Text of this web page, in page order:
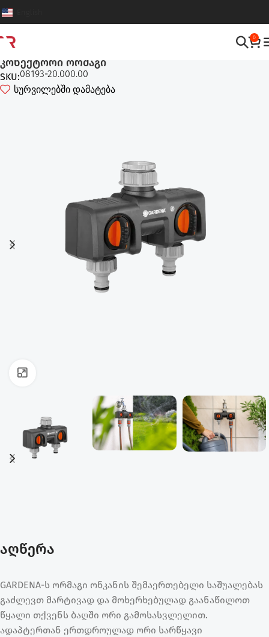
0
კონექტორი ორმაგი
SKU:08193-20.000.00
სურვილებში დამატება
აღწერა
GARDENA-ს ორმაგი ონკანის შემაერთებელი საშუალებას
გაძლევთ მარტივად და მოხერხებულად გაანაწილოთ
წყალი თქვენს ბაღში ორი გამოსასვლელით.
ადაპტერთან ერთდროულად ორი სარწყავი